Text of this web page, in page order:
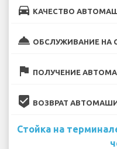
directions_car КАЧЕСТВО
room_service ОБСЛУЖИВАНИЕ НА
flag ПОЛУЧЕНИЕ
beenhere ВОЗВРАТ
Стойка на